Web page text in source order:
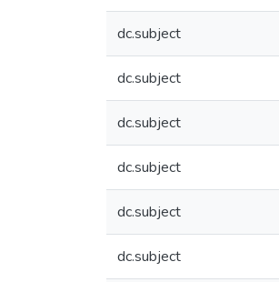
dc.subject
dc.subject
dc.subject
dc.subject
dc.subject
dc.subject